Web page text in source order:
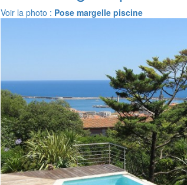
Voir la photo : Pose margelle piscine